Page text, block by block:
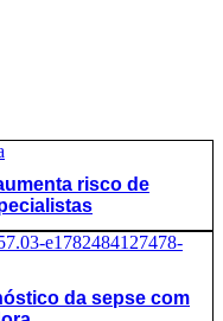
risco de
da sepse com